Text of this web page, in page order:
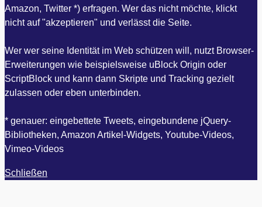
Amazon, Twitter *) erfragen. Wer das nicht möchte, klickt
nicht auf "akzeptieren" und verlässt die Seite.
Wer wer seine Identität im Web schützen will, nutzt Browser-
Erweiterungen wie beispielsweise uBlock Origin oder
ScriptBlock und kann dann Skripte und Tracking gezielt
zulassen oder eben unterbinden.
* genauer: eingebettete Tweets, eingebundene jQuery-
Bibliotheken, Amazon Artikel-Widgets, Youtube-Videos,
Vimeo-Videos
Schließen